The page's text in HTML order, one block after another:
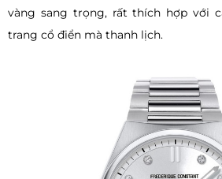
vàng sang trọng, rất thích hợp với
trang cổ điển mà thanh lịch.